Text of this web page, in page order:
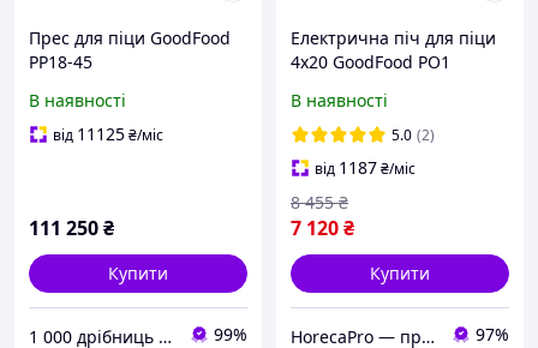
Прес для піци GoodFood
PP18-45
В наявності
від 11125₴/міс
111 250₴
Купити
1 000 дрібниць VDN 99%
Електрична піч для піци
4х20 GoodFood PO1
В наявності
5.0 (2)
від 1187₴/міс
7 120₴
8 455 ₴
Купити
HorecaPro — професійне обладнання для ресторану, кафе, фаст-фуду. Безкоштовна доставка! Гарантія 12м 97%